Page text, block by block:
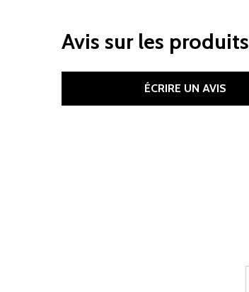
Avis sur les produits
ÉCRIRE UN AVIS